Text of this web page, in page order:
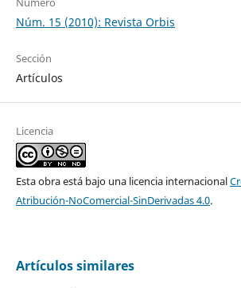
Núm. 15 (2010): Revista Orbis
Sección
Artículos
Licencia
Esta obra está bajo una licencia internacional
Atribución-NoComercial-SinDerivadas 4.0.
Artículos similares